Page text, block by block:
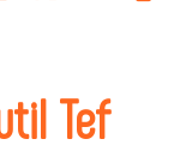
Tef